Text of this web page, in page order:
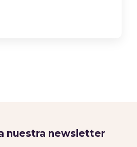
nuestra newsletter